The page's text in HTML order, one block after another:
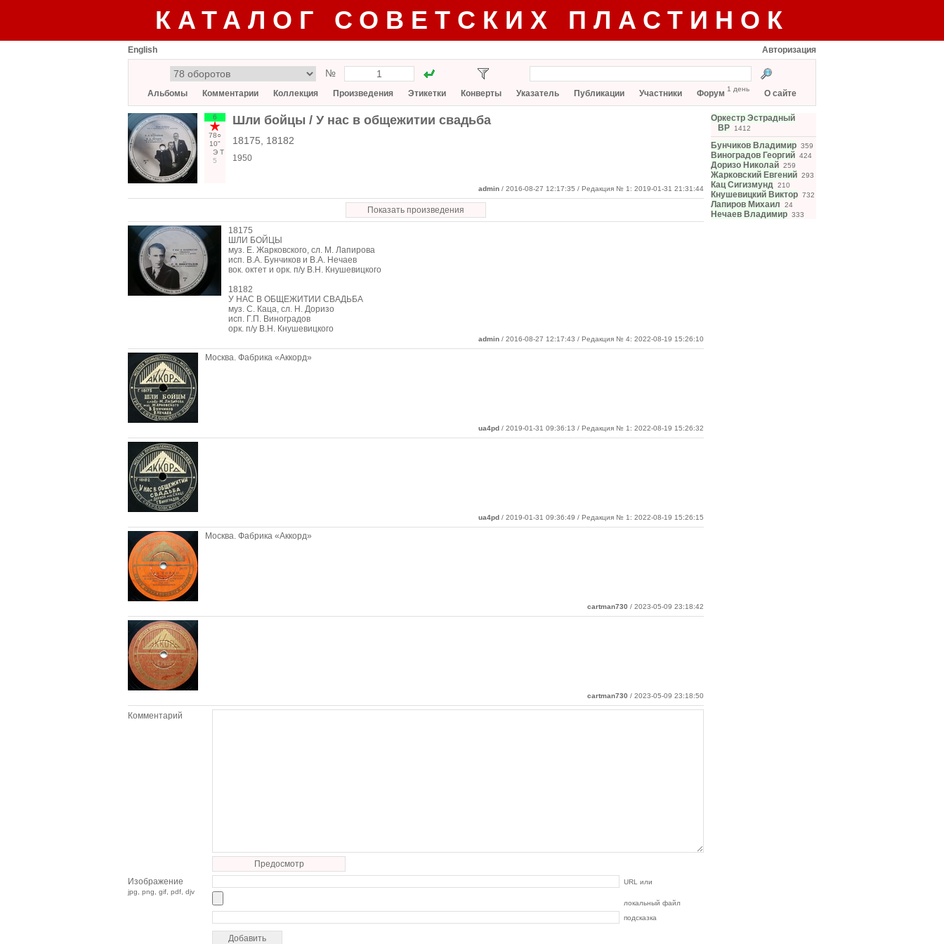
КАТАЛОГ СОВЕТСКИХ ПЛАСТИНОК
English Авторизация
№
Альбомы Комментарии Коллекция Произведения Этикетки Конверты Указатель Публикации Участники Форум 1 день О сайте
6
78○
10"
Э Т
5
Шли бойцы / У нас в общежитии свадьба
18175, 18182
1950
admin / 2016-08-27 12:17:35 / Редакция № 1: 2019-01-31 21:31:44
Показать произведения
18175
ШЛИ БОЙЦЫ
муз. Е. Жарковского, сл. М. Лапирова
исп. В.А. Бунчиков и В.А. Нечаев
вок. октет и орк. п/у В.Н. Кнушевицкого
18182
У НАС В ОБЩЕЖИТИИ СВАДЬБА
муз. С. Каца, сл. Н. Доризо
исп. Г.П. Виноградов
орк. п/у В.Н. Кнушевицкого
admin / 2016-08-27 12:17:43 / Редакция № 4: 2022-08-19 15:26:10
Москва. Фабрика «Аккорд»
ua4pd / 2019-01-31 09:36:13 / Редакция № 1: 2022-08-19 15:26:32
ua4pd / 2019-01-31 09:36:49 / Редакция № 1: 2022-08-19 15:26:15
Москва. Фабрика «Аккорд»
cartman730 / 2023-05-09 23:18:42
cartman730 / 2023-05-09 23:18:50
Комментарий
Предосмотр
Изображение
jpg, png, gif, pdf, djv
URL или
локальный файл
подсказка
Оркестр Эстрадный
ВР 1412
Бунчиков Владимир 359
Виноградов Георгий 424
Доризо Николай 259
Жарковский Евгений 293
Кац Сигизмунд 210
Кнушевицкий Виктор 732
Лапиров Михаил 24
Нечаев Владимир 333